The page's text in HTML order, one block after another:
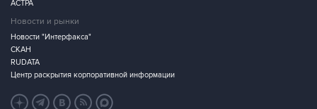
АСТРА
Новости и рынки
Новости "Интерфакса"
СКАН
RUDATA
Центр раскрытия корпоративной информации